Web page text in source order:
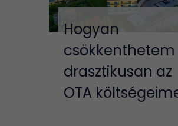
Hogyan
csökkenthetem
drasztikusan az
OTA